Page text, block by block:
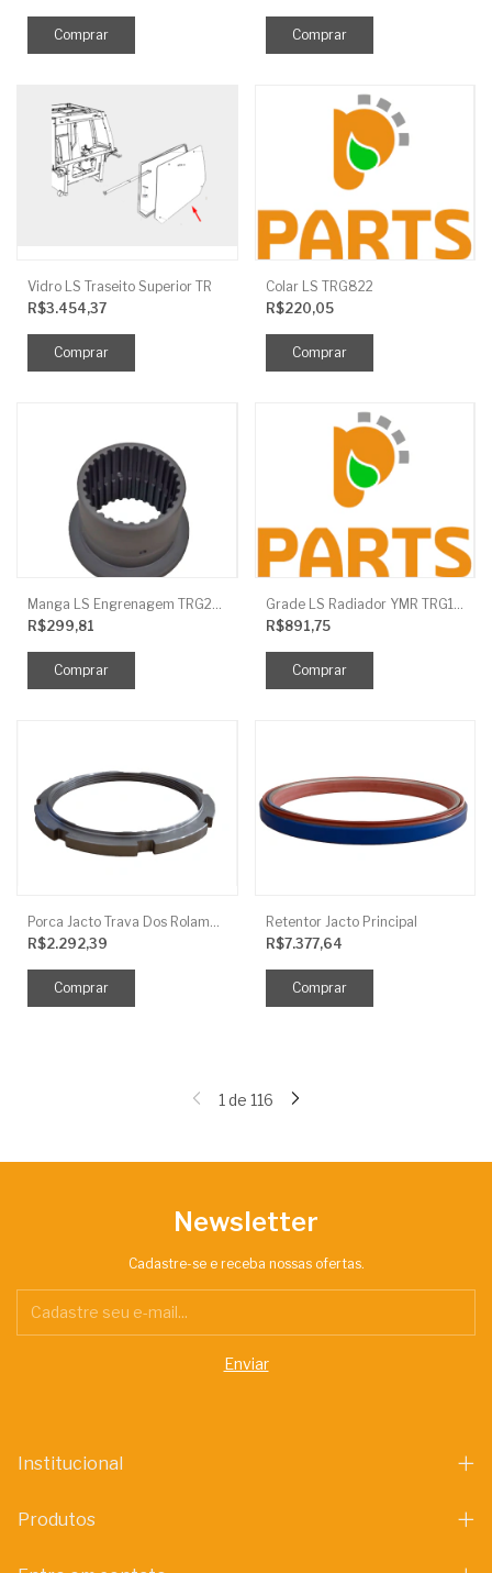
Vidro LS Traseito Superior TR
R$3.454,37
Colar LS TRG822
R$220,05
R$299,81
R$891,75
R$2.292,39
Retentor Jacto Principal
R$7.377,64
1 de 116
Newsletter
Cadastre-se e receba nossas ofertas.
Institucional
Produtos